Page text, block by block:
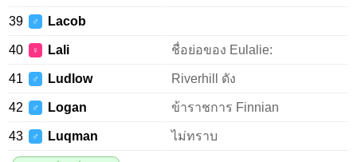
39 ♂ Lacob
40 ♀ Lali ชื่อย่อของ Eulalie:
41 ♂ Ludlow Riverhill ดัง
42 ♂ Logan ข้าราชการ Finnian
43 ♂ Luqman ไม่ทราบ